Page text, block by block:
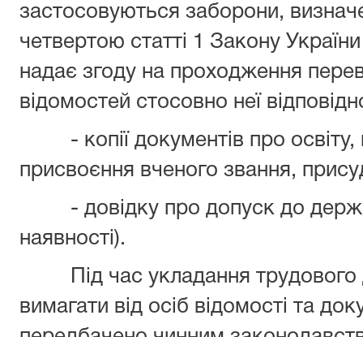
застосовуються заборони,
четвертою статті 1 Закону
надає згоду на проходження
відомостей стосовно неї
- копії документів про освіту,
присвоєння вченого звання,
- довідку про допуск до
наявності).
Під час укладання трудового
вимагати від осіб відомості та